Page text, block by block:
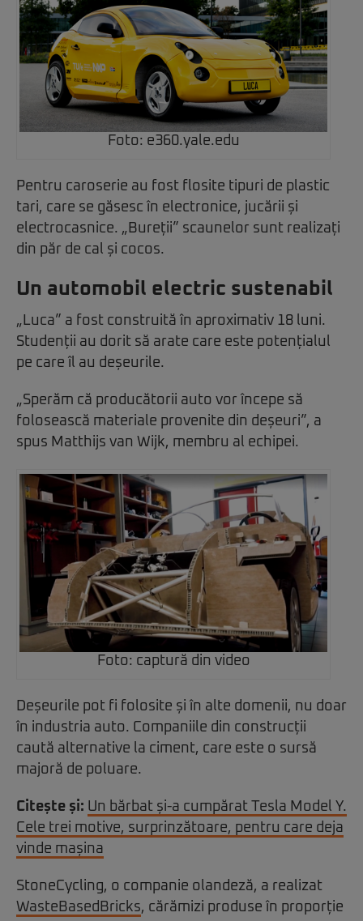
Foto: e360.yale.edu
Pentru caroserie au fost flosite tipuri de plastic
tari, care se găsesc în electronice, jucării și
electrocasnice. „Bureții” scaunelor sunt realizați
din păr de cal și cocos.
Un automobil electric sustenabil
„Luca” a fost construită în aproximativ 18 luni.
Studenții au dorit să arate care este potențialul
pe care îl au deșeurile.
„Sperăm că producătorii auto vor începe să
folosească materiale provenite din deșeuri”, a
spus Matthijs van Wijk, membru al echipei.
Foto: captură din video
Deșeurile pot fi folosite și în alte domenii, nu doar
în industria auto. Companiile din construcții
caută alternative la ciment, care este o sursă
majoră de poluare.
Citește și: Un bărbat și-a cumpărat Tesla Model Y.
Cele trei motive, surprinzătoare, pentru care deja
vinde mașina
StoneCycling, o companie olandeză, a realizat
WasteBasedBricks, cărămizi produse în proporție